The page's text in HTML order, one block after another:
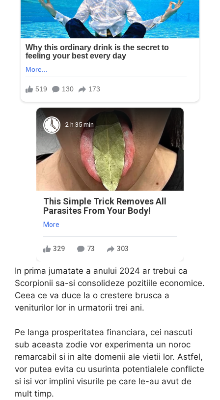
2 h 35 min
This Simple Trick Removes All
Parasites From Your Body!
More
329 73 303
In prima jumatate a anului 2024 ar trebui ca
Scorpionii sa-si consolideze pozitiile economice.
Ceea ce va duce la o crestere brusca a
veniturilor lor in urmatorii trei ani.
Pe langa prosperitatea financiara, cei nascuti
sub aceasta zodie vor experimenta un noroc
remarcabil si in alte domenii ale vietii lor. Astfel,
vor putea evita cu usurinta potentialele conflicte
si isi vor implini visurile pe care le-au avut de
mult timp.